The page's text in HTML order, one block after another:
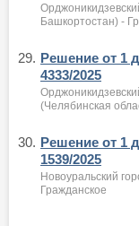
Башкортостан) -
29. Решение от 1
4333/2025
(Челябинская
30. Решение от 1
1539/2025
Новоуральский
Гражданское